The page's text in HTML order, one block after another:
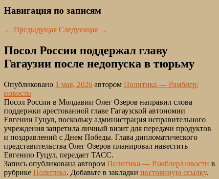
Навигация по записям
← Предыдущая Следующая →
Посол России поддержал главу
Гагаузии после недопуска в тюрьму
Опубликовано 1 мая, 2026 автором Политика — Рамблер/
новости
Посол России в Молдавии Олег Озеров направил слова
поддержки арестованной главе Гагаузской автономии
Евгении Гуцул, поскольку администрация исправительного
учреждения запретила личный визит для передачи продуктов
и поздравлений с Днем Победы. Глава дипломатического
представительства Олег Озеров планировал навестить
Евгению Гуцул, передает ТАСС.
Запись опубликована автором Политика — Рамблер/новости в
рубрике Политика. Добавьте в закладки постоянную ссылку.